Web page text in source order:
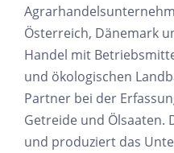
Österreich, Dänemark
Handel mit
und ökologischen
Partner bei der
Getreide und Ölsaaten.
und produziert das